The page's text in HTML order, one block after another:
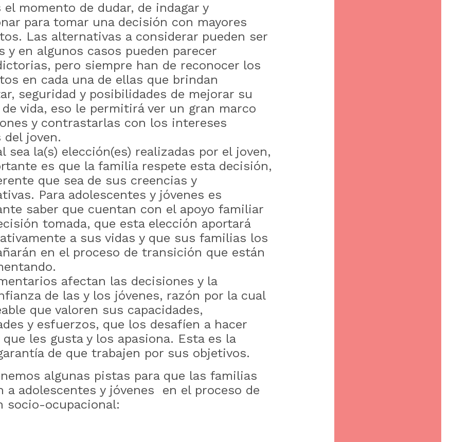
el momento de dudar, de indagar y
para tomar una decisión con mayores
Las alternativas a considerar pueden ser
y en algunos casos pueden parecer
pero siempre han de reconocer los
en cada una de ellas que brindan
seguridad y posibilidades de mejorar su
vida, eso le permitirá ver un gran marco
y contrastarlas con los intereses
del joven.
sea la(s) elección(es) realizadas por el joven,
es que la familia respete esta decisión,
que sea de sus creencias y
Para adolescentes y jóvenes es
saber que cuentan con el apoyo familiar
tomada, que esta elección aportará
a sus vidas y que sus familias los
en el proceso de transición que están
afectan las decisiones y la
de las y los jóvenes, razón por la cual
que valoren sus capacidades,
y esfuerzos, que los desafíen a hacer
que les gusta y los apasiona. Esta es la
de que trabajen por sus objetivos.
algunas pistas para que las familias
a adolescentes y jóvenes en el proceso de
socio-ocupacional: